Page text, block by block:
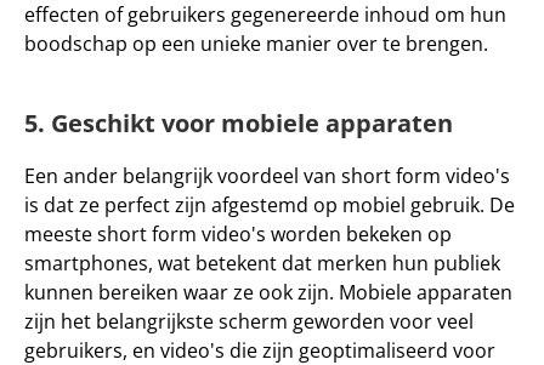
effecten of gebruikers gegenereerde inhoud om hun
boodschap op een unieke manier over te brengen.
5. Geschikt voor mobiele apparaten
Een ander belangrijk voordeel van short form video's
is dat ze perfect zijn afgestemd op mobiel gebruik. De
smartphones, wat betekent dat merken hun publiek
kunnen bereiken waar ze ook zijn. Mobiele apparaten
zijn het belangrijkste scherm geworden voor veel
gebruikers, en video's die zijn geoptimaliseerd voor